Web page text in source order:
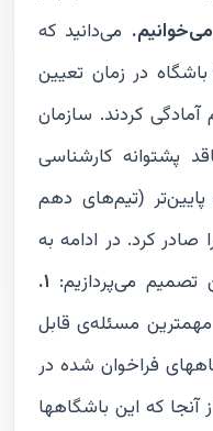
می‌دانید که
برای شرکت در لیگ برتر ابتدا 9 باشگاه در زمان تعیین
کردند. سازمان
پشتوانه کارشناسی
(تیم‌های دهم
کرد. در ادامه به
می‌پردازیم:
۱.
مهمترین مسئله‌ی قابل
فراخوان شده در
آنجا که این باشگاهها